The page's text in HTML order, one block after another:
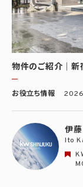
物件のご紹介｜新
お役立ち情報
伊
Ito